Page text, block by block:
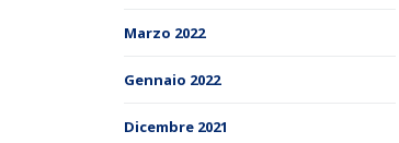
Marzo 2022
Gennaio 2022
Dicembre 2021